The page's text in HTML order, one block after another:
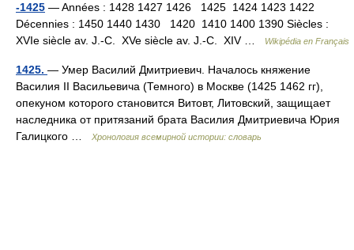
-1425 — Années : 1428 1427 1426 1425 1424 1423 1422
Décennies : 1450 1440 1430 1420 1410 1400 1390 Siècles :
XVIe siècle av. J.‑C. XVe siècle av. J.‑C. XIV …
Wikipédia en Français
1425. — Умер Василий Дмитриевич. Началось княжение
Василия II Васильевича (Темного) в Москве (1425 1462 гг),
опекуном которого становится Витовт, Литовский, защищает
наследника от притязаний брата Василия Дмитриевича Юрия
Галицкого …
Хронология всемирной истории: словарь